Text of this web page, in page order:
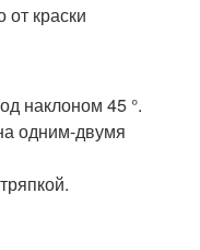
от краски
наклоном 45 °.
одним-двумя